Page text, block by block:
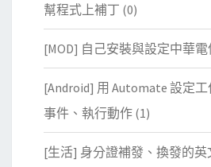
幫程式上補丁 (0)
[MOD] 自己安裝與設定中華電
[Android] 用 Automate 設定
事件、執行動作 (1)
[生活] 身分證補發、換發的英